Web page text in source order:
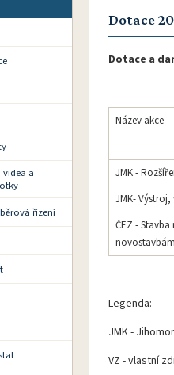
a
řízení
Dotace
Dotace a
Název akce
JMK -
JMK-
ČEZ -
novostavbám
Legenda:
JMK -
VZ - vlastní